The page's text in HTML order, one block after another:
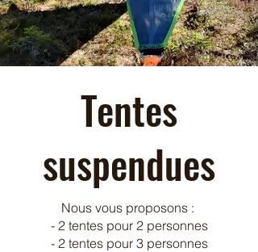
Tentes
suspendues
Nous vous proposons :
- 2 tentes pour 2 personnes
- 2 tentes pour 3 personnes